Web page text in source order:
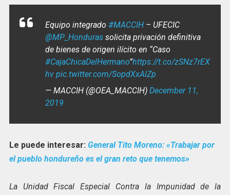
Equipo integrado #MACCIH– UFECIC
@MP_Hondurassolicita privación definitiva
de bienes de origen ilícito en “Caso
#CajaChicaDelHermano”https://t.co/zSNz7rEX
hv pic.twitter.com/SopdXxAlZp
— MACCIH (@OEA_MACCIH) December 11,
2019
Le puede interesar: General Tito Moreno: «Trabajar por
el pueblo hondureño es el gran reto que tenemos»
La Unidad Fiscal Especial Contra la Impunidad de la